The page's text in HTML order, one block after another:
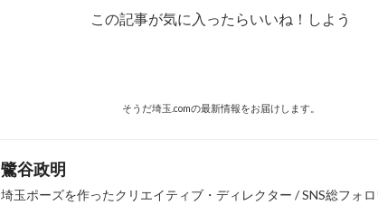
この記事が気に入ったらいいね！しよう
そうだ埼玉.comの最新情報をお届けします。
鷺谷政明
埼玉ポーズを作ったクリエイティブ・ディレクター / SNS総フォ